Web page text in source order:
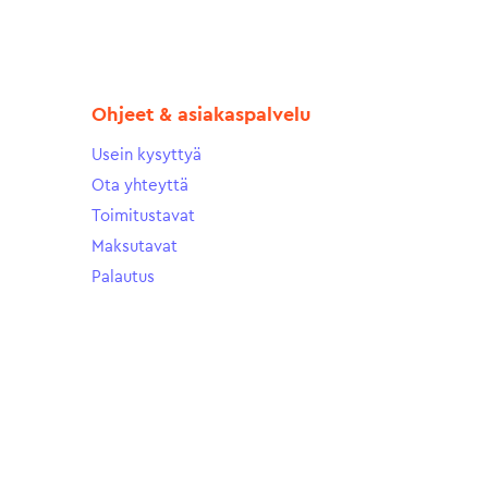
Ohjeet & asiakaspalvelu
Usein kysyttyä
Ota yhteyttä
Toimitustavat
Maksutavat
Palautus